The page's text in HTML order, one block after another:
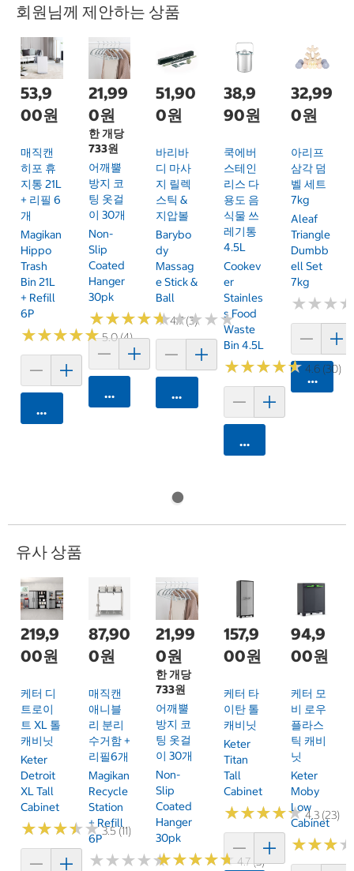
회원님께 제안하는 상품
53,9
00원
매직캔
히포 휴
지통 21L
+ 리필 6
개
Magikan
Hippo
Trash
Bin 21L
+ Refill
6P
★★★★★
★★★★★5.0 (4)
카트에 담기
21,99
0원
한 개당
733원
어깨뿔
방지 코
팅 옷걸
이 30개
Non-
Slip
Coated
Hanger
30pk
★★★★★
★★★★★4.7 (3)
카트에 담기
51,90
0원
바리바
디 마사
지 릴렉
스틱 &
지압볼
Barybo
Dy
Massag
E Stick &
Ball
★★★★★
★★★★★
카트에 담기
38,9
90원
쿡에버
스테인
리스 다
용도 음
식물 쓰
레기통
4.5L
Cookev
Er
Stainles
S Food
Waste
Bin 4.5L
★★★★★
★★★★★4.6 (30)
카트에 담기
32,99
0원
아리프
삼각 덤
벨 세트
7kg
Aleaf
Triangle
Dumbb
Ell Set
7kg
★★★
★★★
카트에
유사 상품
219,9
00원
케터 디
트로이
트 XL 톨
캐비닛
Keter
Detroit
XL Tall
Cabinet
★★★★★
★★★★★3.5 (11)
87,90
0원
매직캔
애니블
리 분리
수거함 +
리필6개
Magikan
Recycle
Station
+ Refill
6P
★★★★★
★★★★★
21,99
0원
한 개당
733원
어깨뿔
방지 코
팅 옷걸
이 30개
Non-
Slip
Coated
Hanger
30pk
★★★★★
★★★★★4.7 (3)
157,9
00원
케터 타
이탄 톨
캐비닛
Keter
Titan
Tall
Cabinet
★★★★★
★★★★★4.3 (23)
94,9
00원
케터 모
비 로우
플라스
틱 캐비
닛
Keter
Moby
Low
Cabinet
★★★
★★★